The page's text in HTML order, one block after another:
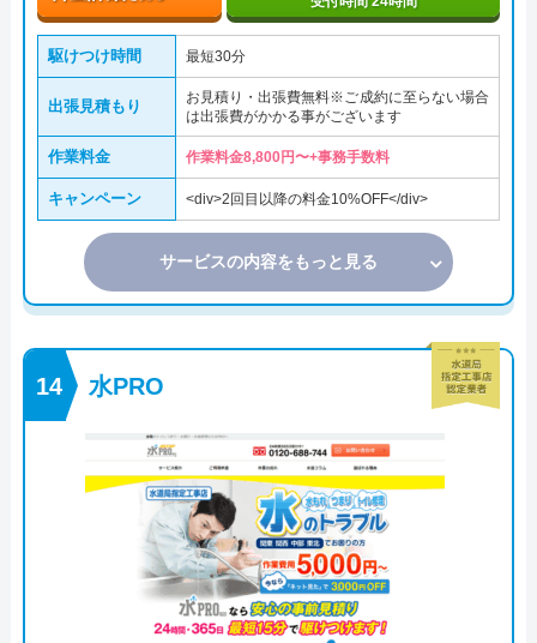
駆けつけ時間 最短30分
出張見積もり
お見積り・出張費無料※ご成約に至らない場合
は出張費がかかる事がございます
作業料金 作業料金8,800円〜+事務手数料
キャンペーン <div>2回目以降の料金10%OFF</div>
サービスの内容をもっと見る
水PRO